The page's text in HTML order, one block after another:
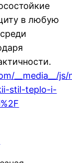
в любую
__media__/
stil-teplo-i-